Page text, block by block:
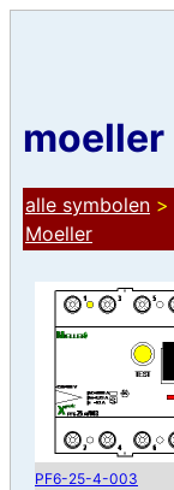
moeller
alle symbolen >
Moeller
PF6-25-4-003